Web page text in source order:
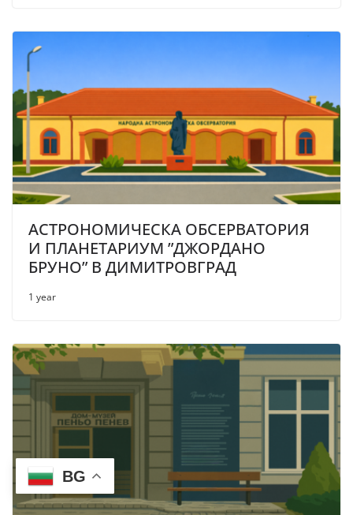
АСТРОНОМИЧЕСКА ОБСЕРВАТОРИЯ
И ПЛАНЕТАРИУМ ”ДЖОРДАНО
БРУНО” В ДИМИТРОВГРАД
1 year
BG